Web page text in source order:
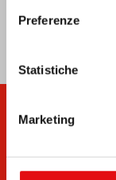
Preferenze
Statistiche
Marketing